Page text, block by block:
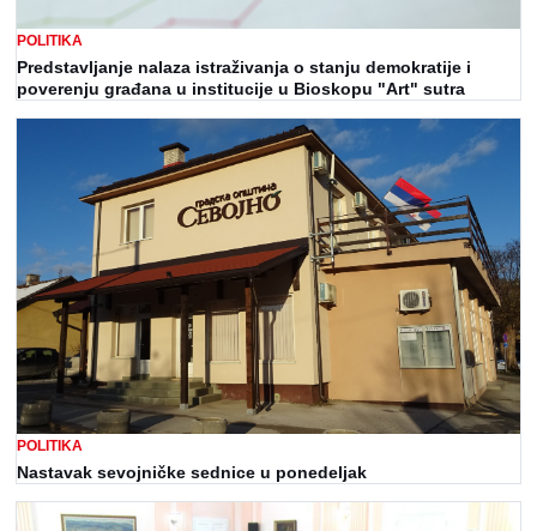
POLITIKA
Predstavljanje nalaza istraživanja o stanju demokratije i
poverenju građana u institucije u Bioskopu "Art" sutra
POLITIKA
Nastavak sevojničke sednice u ponedeljak